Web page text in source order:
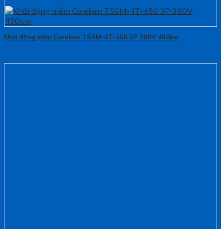
Khởi động mềm Coreken TSSM-4T-450 3P 380V 450kw